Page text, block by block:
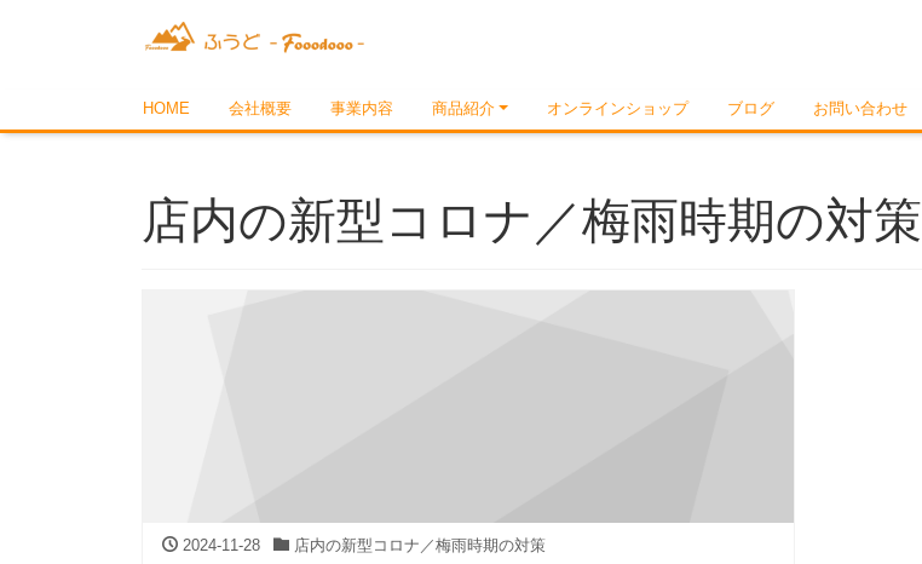
HOME 会社概要 事業内容 商品紹介 オンラインショップ ブログ お問い合わせ
店内の新型コロナ／梅雨時期の対策
2024-11-28 店内の新型コロナ／梅雨時期の対策